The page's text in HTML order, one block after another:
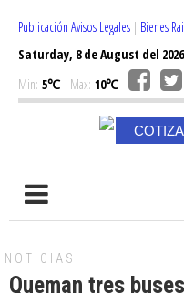
Publicación Avisos Legales | Bienes
Saturday, 8 de August del 2026
Min: 5℃ Max: 10℃
NOTICIAS
Queman tres